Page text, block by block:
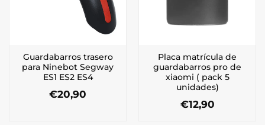
Guardabarros trasero
para Ninebot Segway
ES1 ES2 ES4
€20,90
Placa matrícula de
guardabarros pro de
xiaomi ( pack 5
unidades)
€12,90